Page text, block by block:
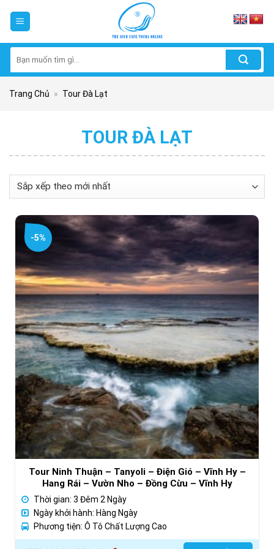
kiếm:
Trang Chủ » Tour Đà Lạt
TOUR ĐÀ LẠT
-5%
Tour Ninh Thuận – Tanyoli – Điện Gió – Vĩnh Hy –
Hang Rái – Vườn Nho – Đồng Cừu – Vĩnh Hy
Thời gian: 3 Đêm 2 Ngày
Ngày khởi hành: Hàng Ngày
Phương tiện: Ô Tô Chất Lượng Cao